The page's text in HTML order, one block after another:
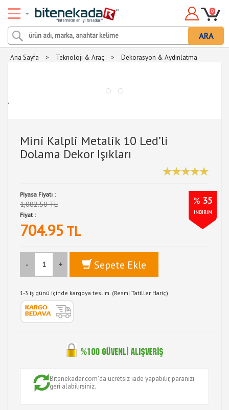
ARA
0
Ana Sayfa > Teknoloji & Araç > Dekorasyon & Aydınlatma
.
Mini Kalpli Metalik 10 Led’li
Dolama Dekor Işıkları
Piyasa Fiyatı :
1,082.50 TL % 35
İNDİRİM
Fiyat :
704.95 TL
- + Sepete Ekle
1-3 iş günü içinde kargoya teslim. (Resmi Tatiller Hariç)
Bitenekadar.com'da ücretsiz iade yapabilir, paranızı
geri alabilirsiniz.